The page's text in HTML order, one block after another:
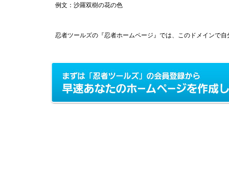
例文：沙羅双樹の花の色
忍者ツールズの『忍者ホームページ』では、このドメインで